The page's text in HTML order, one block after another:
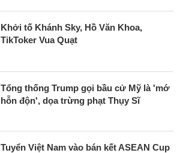
Khởi tố Khánh Sky, Hồ Văn Khoa,
TikToker Vua Quạt
Tổng thống Trump gọi bầu cử Mỹ là 'mớ
hỗn độn', dọa trừng phạt Thụy Sĩ
Tuyển Việt Nam vào bán kết ASEAN Cup